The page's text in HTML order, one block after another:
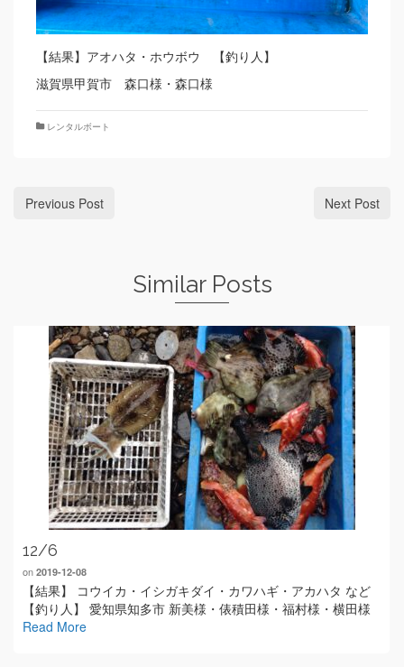
【結果】アオハタ・ホウボウ 【釣り人】
滋賀県甲賀市 森口様・森口様
レンタルボート
Previous Post Next Post
Similar Posts
12/6
on 2019-12-08
【結果】 コウイカ・イシガキダイ・カワハギ・アカハタ など
【釣り人】 愛知県知多市 新美様・俵積田様・福村様・横田様
Read More